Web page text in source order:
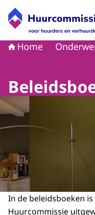
Naar de homepage
Home
In de beleidsboeken
Huurcommissie